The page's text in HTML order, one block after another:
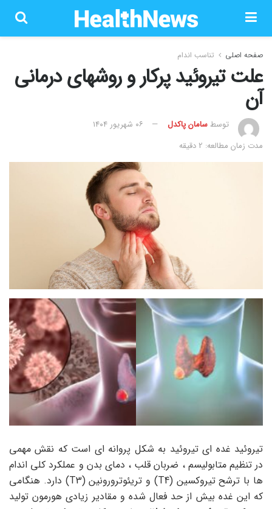
صفحه اصلی تناسب اندام
علت تیروئید پرکار و روشهای درمانی
آن
توسطسامان پاکدل
۰۶ شهریور ۱۴۰۴
مدت زمان مطالعه: 2 دقیقه
تیروئید غده ای تیروئید به شکل پروانه ای است که نقش مهمی
در تنظیم متابولیسم ، ضربان قلب ، دمای بدن و عملکرد کلی اندام
ها با ترشح تیروکسین (T4) و تریئوترورونین (T3) دارد. هنگامی
که این غده بیش از حد فعال شده و مقادیر زیادی هورمون تولید